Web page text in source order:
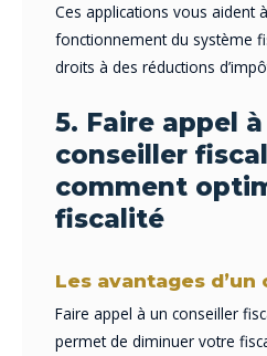
Ces applications vous aident
fonctionnement du système
droits à des réductions
5. Faire appel
conseiller
comment
fiscalité
Les avantages
Faire appel à un conseiller
permet de diminuer votre